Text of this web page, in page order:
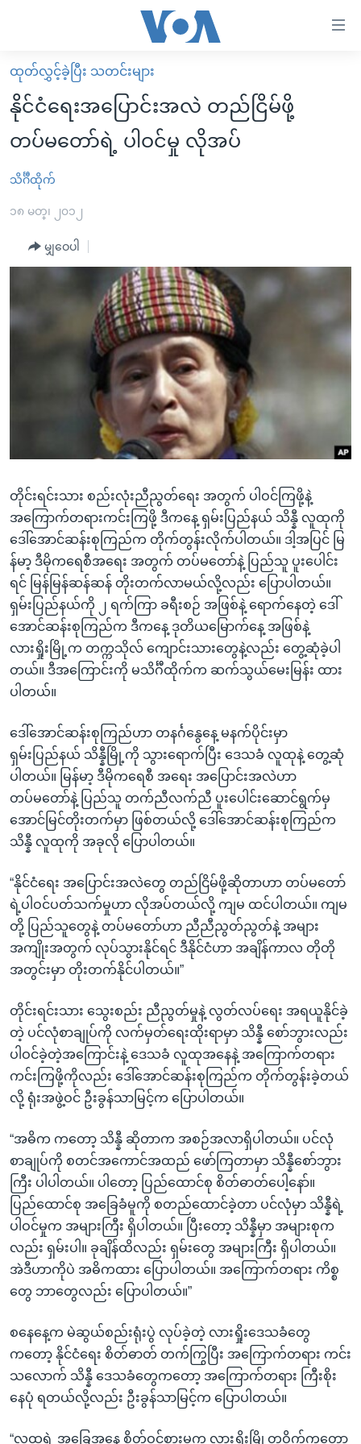
လွယ်ကူ
စေ
သည့်
များ
ပင်မ
ရန်
ရှာဖွေ
ရန်
နေရာ
သို့
ကျော်
ရန်
မူလစာမျက်နှာ
မြန်မာ
ကမ္ဘာ့သတင်းများ
နိုင်ငံတကာ
အစ္စရေး-ပါလက်စတိုင်း
ဗွီဒီယို
အင်္ဂလိပ်စာလေ့လာမယ်
အမေရိကန်သုံးအီဒီယံ
မကြေးမုံရဲ့ အင်္ဂလိပ်စာ
ရုပ်ရှင်ထဲက အင်္ဂလိပ်စာ
သုတပဒေသာ အင်္ဂလိပ်စာ
အပတ်စဉ်ကဏ္ဍများ
ရေဒီယိုနှင့်ရုပ်သံ အချက်အလက်များ
ရေဒီယို/တီဗွီအစီအစဉ်
Learning English
ဗွီအိုအေ လူမှုကွန်ယက်များ
ဘာသာစကားများ
ထုတ်လွှင့်ခဲ့ပြီး သတင်းများ
နိုင်ငံရေးအပြောင်းအလဲ တည်ငြိမ်ဖို့
တပ်မတော်ရဲ့ ပါဝင်မှု လိုအပ်
သိင်္ဂီထိုက်
၁၈ မတ္၊ ၂၀၁၂
မျှဝေပါ
တိုင်းရင်းသား စည်းလုံးညီညွတ်ရေး အတွက် ပါဝင်ကြဖို့နဲ့
အကြောက်တရားကင်းကြဖို့ ဒီကနေ့ ရှမ်းပြည်နယ် သိန္နီ လူထုကို
ဒေါ်အောင်ဆန်းစုကြည်က တိုက်တွန်းလိုက်ပါတယ်။ ဒါ့အပြင် မြ
န်မာ့ ဒီမိုကရေစီအရေး အတွက် တပ်မတော်နဲ့ ပြည်သူ ပူးပေါင်း
ရင် မြန်မြန်ဆန်ဆန် တိုးတက်လာမယ်လို့လည်း ပြောပါတယ်။
ရှမ်းပြည်နယ်ကို ၂ ရက်ကြာ ခရီးစဉ် အဖြစ်နဲ့ ရောက်နေတဲ့ ဒေါ်
အောင်ဆန်းစုကြည်က ဒီကနေ့ ဒုတိယမြောက်နေ့ အဖြစ်နဲ့
လားရှိုးမြို့က တက္ကသိုလ် ကျောင်းသားတွေနဲ့လည်း တွေ့ဆုံခဲ့ပါ
တယ်။ ဒီအကြောင်းကို မသိင်္ဂီထိုက်က ဆက်သွယ်မေးမြန်း ထား
ပါတယ်။
ဒေါ်အောင်ဆန်းစုကြည်ဟာ တနင်္ဂနွေနေ့ မနက်ပိုင်းမှာ
ရှမ်းပြည်နယ် သိန္နီမြို့ကို သွားရောက်ပြီး ဒေသခံ လူထုနဲ့ တွေ့ဆုံ
ပါတယ်။ မြန်မာ့ ဒီမိုကရေစီ အရေး အပြောင်းအလဲဟာ
တပ်မတော်နဲ့ ပြည်သူ တက်ညီလက်ညီ ပူးပေါင်းဆောင်ရွက်မှ
အောင်မြင်တိုးတက်မှာ ဖြစ်တယ်လို့ ဒေါ်အောင်ဆန်းစုကြည်က
သိန္နီ လူထုကို အခုလို ပြောပါတယ်။
“နိုင်ငံရေး အပြောင်းအလဲတွေ တည်ငြိမ်ဖို့ဆိုတာဟာ တပ်မတော်
ရဲ့ပါဝင်ပတ်သက်မှုဟာ လိုအပ်တယ်လို့ ကျမ ထင်ပါတယ်။ ကျမ
တို့ ပြည်သူတွေနဲ့ တပ်မတော်ဟာ ညီညီညွတ်ညွတ်နဲ့ အများ
အကျိုးအတွက် လုပ်သွားနိုင်ရင် ဒီနိုင်ငံဟာ အချိန်ကာလ တိုတို
အတွင်းမှာ တိုးတက်နိုင်ပါတယ်။”
တိုင်းရင်းသား သွေးစည်း ညီညွတ်မှုနဲ့ လွတ်လပ်ရေး အရယူနိုင်ခဲ့
တဲ့ ပင်လုံစာချုပ်ကို လက်မှတ်ရေးထိုးရာမှာ သိန္နီ စော်ဘွားလည်း
ပါဝင်ခဲ့တဲ့အကြောင်းနဲ့ ဒေသခံ လူထုအနေနဲ့ အကြောက်တရား
ကင်းကြဖို့ကိုလည်း ဒေါ်အောင်ဆန်းစုကြည်က တိုက်တွန်းခဲ့တယ်
လို့ ရုံးအဖွဲ့ဝင် ဦးခွန်သာမြင့်က ပြောပါတယ်။
“အဓိက ကတော့ သိန္နီ ဆိုတာက အစဉ်အလာရှိပါတယ်။ ပင်လုံ
စာချုပ်ကို စတင်အကောင်အထည် ဖော်ကြတာမှာ သိန္နီစော်ဘွား
ကြီး ပါပါတယ်။ ပါတော့ ပြည်ထောင်စု စိတ်ဓာတ်ပေါ့နော်။
ပြည်ထောင်စု အခြေခံမူကို စတည်ထောင်ခဲ့တာ ပင်လုံမှာ သိန္နီရဲ့
ပါဝင်မှုက အများကြီး ရှိပါတယ်။ ပြီးတော့ သိန္နီမှာ အများစုက
လည်း ရှမ်းပါ။ ခုချိန်ထိလည်း ရှမ်းတွေ အများကြီး ရှိပါတယ်။
အဲဒီဟာကိုပဲ အဓိကထား ပြောပါတယ်။ အကြောက်တရား ကိစ္စ
တွေ ဘာတွေလည်း ပြောပါတယ်။”
စနေနေ့က မဲဆွယ်စည်းရုံးပွဲ လုပ်ခဲ့တဲ့ လားရှိုးဒေသခံတွေ
ကတော့ နိုင်ငံရေး စိတ်ဓာတ် တက်ကြွပြီး အကြောက်တရား ကင်း
သလောက် သိန္နီ ဒေသခံတွေကတော့ အကြောက်တရား ကြီးစိုး
နေပုံ ရတယ်လို့လည်း ဦးခွန်သာမြင့်က ပြောပါတယ်။
“လူထုရဲ့ အခြေအနေ စိတ်ဝင်စားမှုက လားရှိုးမြို့တဝိုက်ကတော့